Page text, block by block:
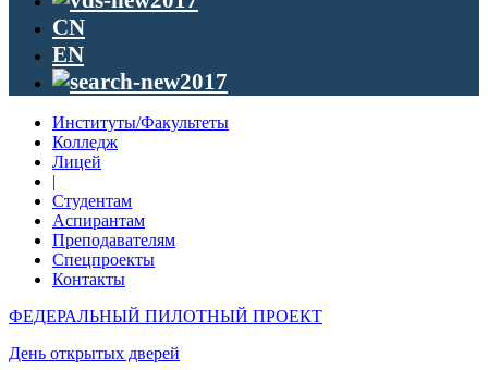
CN
EN
Институты/Факультеты
Колледж
Лицей
|
Студентам
Аспирантам
Преподавателям
Спецпроекты
Контакты
ФЕДЕРАЛЬНЫЙ ПИЛОТНЫЙ ПРОЕКТ
День открытых дверей